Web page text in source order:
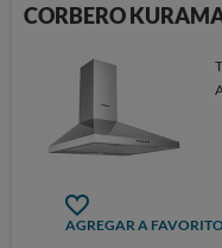
CORBERO
AGREGAR A